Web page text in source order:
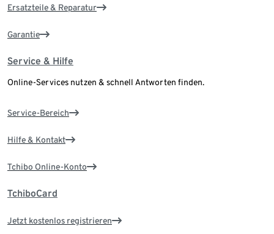
Ersatzteile & Reparatur
Garantie
Service & Hilfe
Online-Services nutzen & schnell Antworten finden.
Service-Bereich
Hilfe & Kontakt
Tchibo Online-Konto
TchiboCard
Jetzt kostenlos registrieren